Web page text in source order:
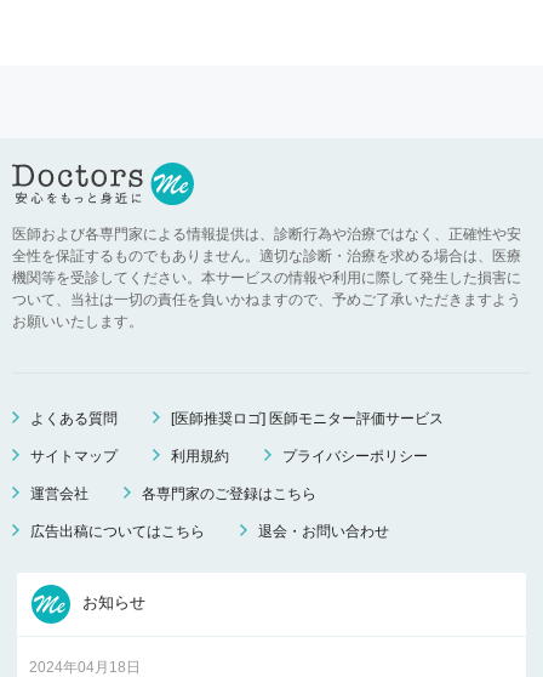
医師および各専門家による情報提供は、診断行為や治療ではなく、正確性や安
全性を保証するものでもありません。適切な診断・治療を求める場合は、医療
機関等を受診してください。本サービスの情報や利用に際して発生した損害に
ついて、当社は一切の責任を負いかねますので、予めご了承いただきますよう
お願いいたします。
よくある質問 [医師推奨ロゴ] 医師モニター評価サービス
サイトマップ 利用規約 プライバシーポリシー
運営会社 各専門家のご登録はこちら
広告出稿についてはこちら 退会・お問い合わせ
お知らせ
2024年04月18日